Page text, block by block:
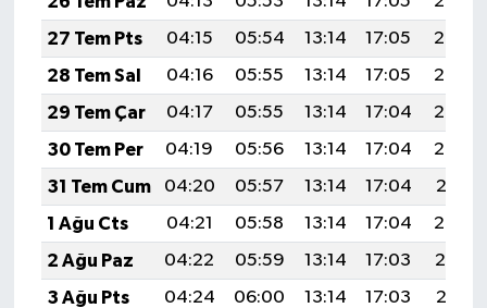
27 Tem Pts
04:15 05:54 13:14 17:05
20:24
28 Tem Sal
04:16 05:55 13:14 17:05
20:23
29 Tem Çar
04:17 05:55 13:14 17:04
20:22
30 Tem Per
04:19 05:56 13:14 17:04
20:22
31 Tem Cum
04:20 05:57 13:14 17:04
20:21
1 Ağu Cts
04:21 05:58 13:14 17:04
20:20
2 Ağu Paz
04:22 05:59 13:14 17:03
20:19
3 Ağu Pts
04:24 06:00 13:14 17:03
20:18
Resmi İlan
Rüya Tabirleri
Sağlık
Şaphane
Simav
Siyaset